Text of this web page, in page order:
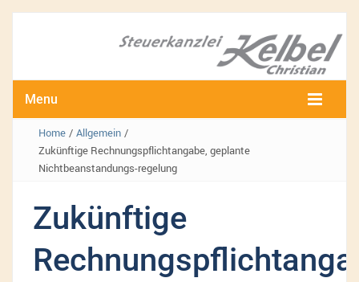
Menu
Home / Allgemein /
Zukünftige Rechnungspflichtangabe, geplante
Nichtbeanstandungs-regelung
Zukünftige